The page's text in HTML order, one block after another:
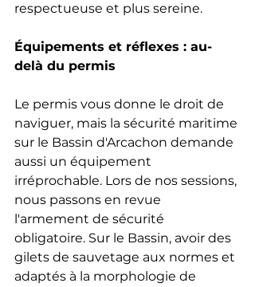
respectueuse et plus sereine.
Équipements et réflexes : au-
delà du permis
Le permis vous donne le droit de
naviguer, mais la sécurité maritime
sur le Bassin d'Arcachon demande
aussi un équipement
irréprochable. Lors de nos sessions,
nous passons en revue
l'armement de sécurité
obligatoire. Sur le Bassin, avoir des
gilets de sauvetage aux normes et
adaptés à la morphologie de